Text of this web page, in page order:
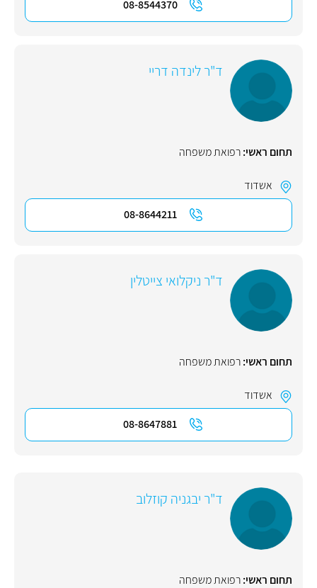
08-8544370
ד"ר לינדה דריי
תחום ראשי:רפואת משפחה
אשדוד
08-8644211
ד"ר ניקלואי צייטלין
תחום ראשי:רפואת משפחה
אשדוד
08-8647881
ד"ר יבגניה קוזלוב
תחום ראשי:רפואת משפחה